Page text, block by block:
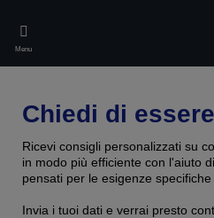
main
content
Menu
Chiedi di
Ricevi consigli personalizzati su
in modo più efficiente con l'aiuto
pensati per le esigenze specifiche
Invia i tuoi dati e verrai presto